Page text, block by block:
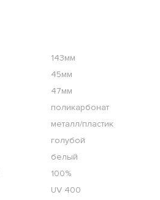
143мм
45мм
47мм
поликарбонат
металл/пластик
голубой
белый
100%
UV 400